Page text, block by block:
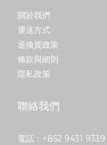
關於我們
運送方式
退換貨政策
條款與細則
隱私政策
聯絡我們
電話：+852 9431 9339